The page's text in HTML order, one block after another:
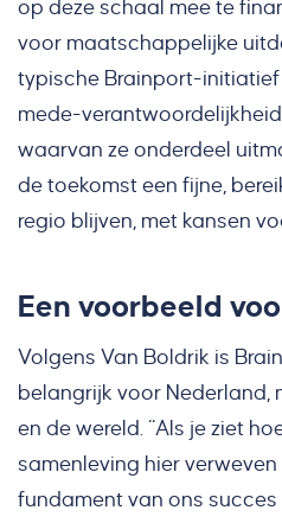
op deze schaal mee te
voor maatschappelijke
typische Brainport-
mede-
waarvan ze onderdeel
de toekomst een fijne,
regio blijven, met kansen
Een voorbeeld
Volgens Van Boldrik is
belangrijk voor Nederland,
en de wereld. “Als je ziet
samenleving hier verweven
fundament van ons